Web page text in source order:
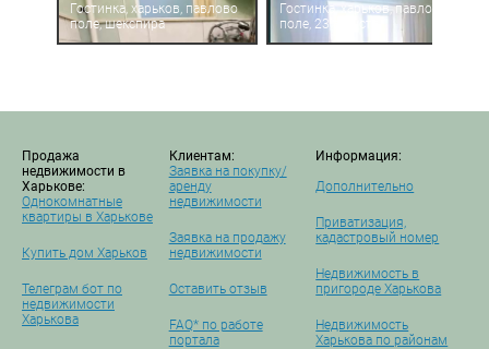
Гостинка, харьков, павлово
поле, шекспира
Гостинка, харьков, павлово
поле, 23 августа
Продажа
недвижимости в
Харькове:
Однокомнатные
квартиры в Харькове
Купить дом Харьков
Телеграм бот по
недвижимости
Харькова
Клиентам:
Заявка на покупку/
аренду
недвижимости
Заявка на продажу
недвижимости
Оставить отзыв
FAQ* по работе
портала
Информация:
Дополнительно
Приватизация,
кадастровый номер
Недвижимость в
пригороде Харькова
Недвижимость
Харькова по районам